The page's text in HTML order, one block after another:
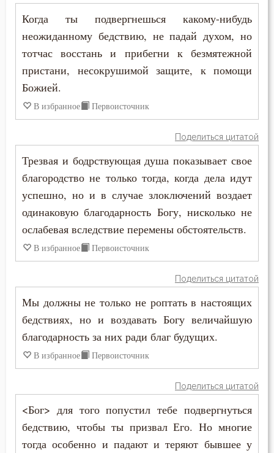
Лень
Лесть
Лицемерие
Любовь Божия
Любовь к Богу
Любомудрие
Месть
Мир
Молитва
Монах
Филарет Московский (Дроздов)
Филофей Синайский
Когда ты подвергнешься какому-нибудь
неожиданному бедствию, не падай духом, но
тотчас восстань и прибегни к безмятежной
пристани, несокрушимой защите, к помощи
Божией.
В избранное Первоисточник
Поделиться цитатой
Трезвая и бодрствующая душа показывает свое
благородство не только тогда, когда дела идут
успешно, но и в случае злоключений воздает
одинаковую благодарность Богу, нисколько не
ослабевая вследствие перемены обстоятельств.
В избранное Первоисточник
Поделиться цитатой
Мы должны не только не роптать в настоящих
бедствиях, но и воздавать Богу величайшую
благодарность за них ради благ будущих.
В избранное Первоисточник
Поделиться цитатой
<Бог> для того попустил тебе подвергнуться
бедствию, чтобы ты призвал Его. Но многие
тогда особенно и падают и теряют бывшее у